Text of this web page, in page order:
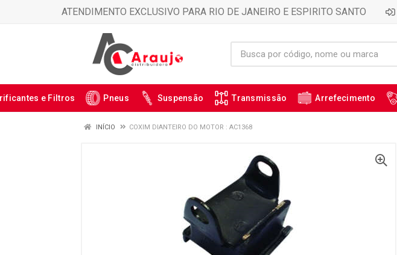
ATENDIMENTO EXCLUSIVO PARA RIO DE JANEIRO E ESPIRITO SANTO
e Filtros Pneus Suspensão Transmissão Arrefecimento
INÍCIO COXIM DIANTEIRO DO MOTOR : AC1368